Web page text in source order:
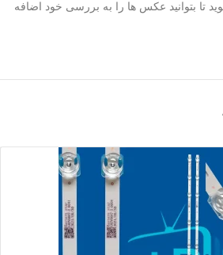
تا بتوانید عکس ها را به بررسی خود اضافه